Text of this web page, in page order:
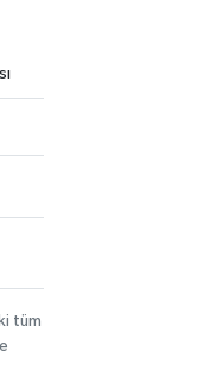
tüm